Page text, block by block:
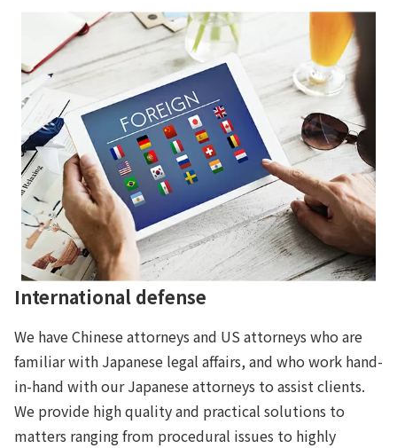
International defense
We have Chinese attorneys and US attorneys who are
familiar with Japanese legal affairs, and who work hand-
in-hand with our Japanese attorneys to assist clients.
We provide high quality and practical solutions to
matters ranging from procedural issues to highly